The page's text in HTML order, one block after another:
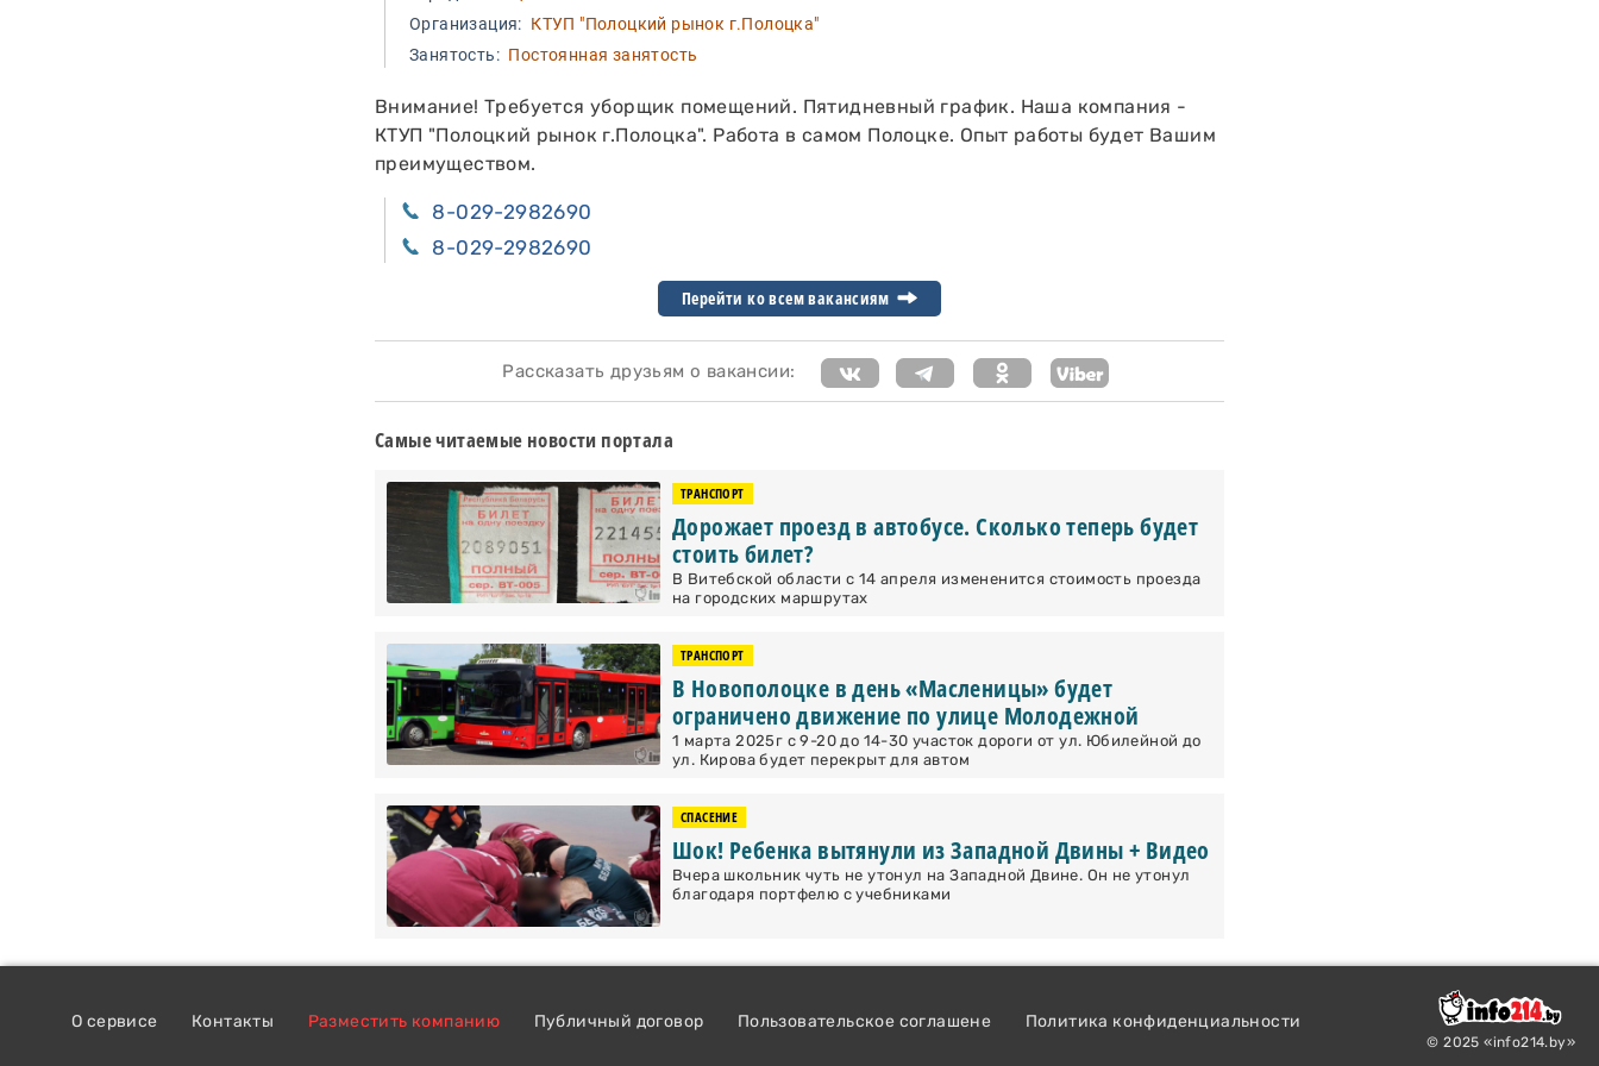
Организация: КТУП "Полоцкий рынок г.Полоцка"
Занятость: Постоянная занятость
Внимание! Требуется уборщик помещений. Пятидневный график. Наша компания -
КТУП "Полоцкий рынок г.Полоцка". Работа в самом Полоцке. Опыт работы будет Вашим
преимуществом.
8-029-2982690
8-029-2982690
Перейти ко всем вакансиям
Рассказать друзьям о вакансии:
Самые читаемые новости портала
ТРАНСПОРТ
Дорожает проезд в автобусе. Сколько теперь будет
стоить билет?
В Витебской области с 14 апреля измененится стоимость проезда
на городских маршрутах
ТРАНСПОРТ
В Новополоцке в день «Масленицы» будет
ограничено движение по улице Молодежной
1 марта 2025г с 9-20 до 14-30 участок дороги от ул. Юбилейной до
ул. Кирова будет перекрыт для автом
СПАСЕНИЕ
Шок! Ребенка вытянули из Западной Двины + Видео
Вчера школьник чуть не утонул на Западной Двине. Он не утонул
благодаря портфелю с учебниками
О сервисе Контакты Разместить компанию Публичный договор Пользовательское соглашене Политика конфиденциальности
© 2025 «info214.by»